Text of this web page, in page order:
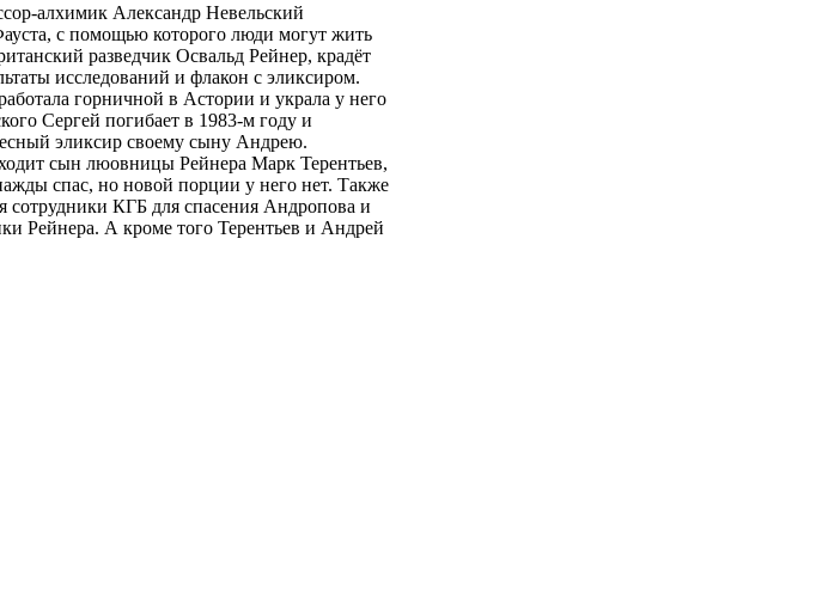
алхимик Александр Невельский
с помощью которого люди могут жить
разведчик Освальд Рейнер, крадёт
исследований и флакон с эликсиром.
горничной в Астории и украла у него
Сергей погибает в 1983-м году и
эликсир своему сыну Андрею.
сын люовницы Рейнера Марк Терентьев,
спас, но новой порции у него нет. Также
сотрудники КГБ для спасения Андропова и
Рейнера. А кроме того Терентьев и Андрей